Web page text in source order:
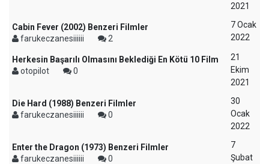
2021
Cabin Fever (2002) Benzeri Filmler
farukeczanesiiiiii
2
7 Ocak
2022
Herkesin Başarılı Olmasını Beklediği En Kötü 10 Film
otopilot
0
21
Ekim
2021
Die Hard (1988) Benzeri Filmler
farukeczanesiiiiii
0
30
Ocak
2022
Enter the Dragon (1973) Benzeri Filmler
farukeczanesiiiiii
0
7
Şubat